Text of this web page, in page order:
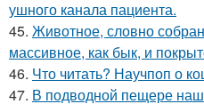
ушного канала пациента.
45. Животное, словно
массивное, как бык, и
46. Что читать? Научпоп о
47. В подводной пещере